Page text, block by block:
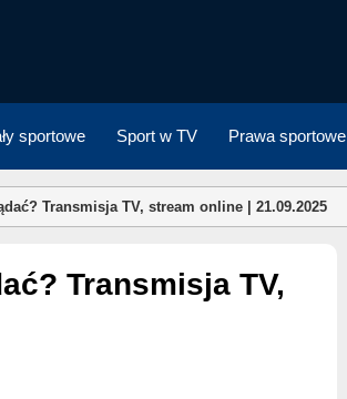
sportowe Sport w TV Prawa sportowe
Transmisja TV, stream online | 21.09.2025